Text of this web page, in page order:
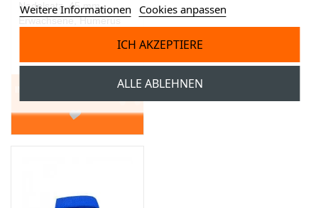
Nadelsatz, 45 mm,
Erwachsene, Humerus
Weitere Informationen Cookies anpassen
ALLE ABLEHNEN
ICH AKZEPTIERE